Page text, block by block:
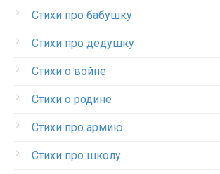
Стихи про бабушку
Стихи про дедушку
Стихи о войне
Стихи о родине
Стихи про армию
Стихи про школу